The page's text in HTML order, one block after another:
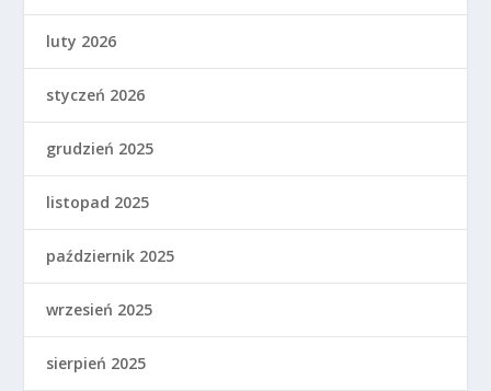
luty 2026
styczeń 2026
grudzień 2025
listopad 2025
październik 2025
wrzesień 2025
sierpień 2025